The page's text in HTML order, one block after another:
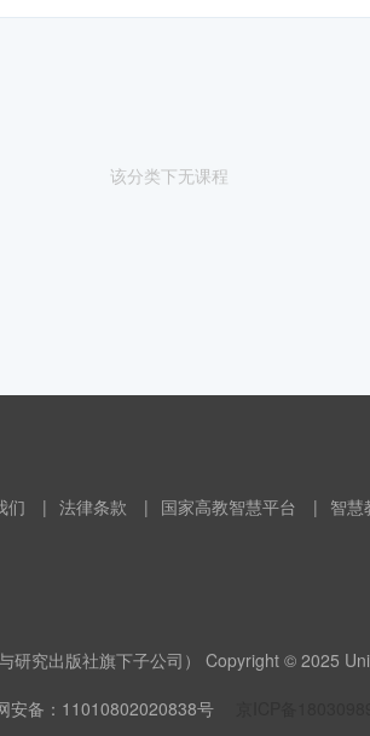
该分类下无课程
们 | 法律条款 | 国家高教智慧平台 | 智慧
研究出版社旗下子公司） Copyright © 2025
安备：11010802020838号